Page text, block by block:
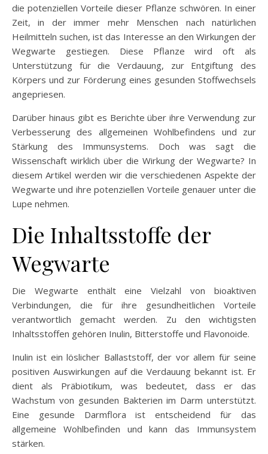
die potenziellen Vorteile dieser Pflanze schwören. In einer
Zeit, in der immer mehr Menschen nach natürlichen
Heilmitteln suchen, ist das Interesse an den Wirkungen der
Wegwarte gestiegen. Diese Pflanze wird oft als
Unterstützung für die Verdauung, zur Entgiftung des
Körpers und zur Förderung eines gesunden Stoffwechsels
angepriesen.
Darüber hinaus gibt es Berichte über ihre Verwendung zur
Verbesserung des allgemeinen Wohlbefindens und zur
Stärkung des Immunsystems. Doch was sagt die
Wissenschaft wirklich über die Wirkung der Wegwarte? In
diesem Artikel werden wir die verschiedenen Aspekte der
Wegwarte und ihre potenziellen Vorteile genauer unter die
Lupe nehmen.
Die Inhaltsstoffe der
Wegwarte
Die Wegwarte enthält eine Vielzahl von bioaktiven
Verbindungen, die für ihre gesundheitlichen Vorteile
verantwortlich gemacht werden. Zu den wichtigsten
Inhaltsstoffen gehören Inulin, Bitterstoffe und Flavonoide.
Inulin ist ein löslicher Ballaststoff, der vor allem für seine
positiven Auswirkungen auf die Verdauung bekannt ist. Er
dient als Präbiotikum, was bedeutet, dass er das
Wachstum von gesunden Bakterien im Darm unterstützt.
Eine gesunde Darmflora ist entscheidend für das
allgemeine Wohlbefinden und kann das Immunsystem
stärken.